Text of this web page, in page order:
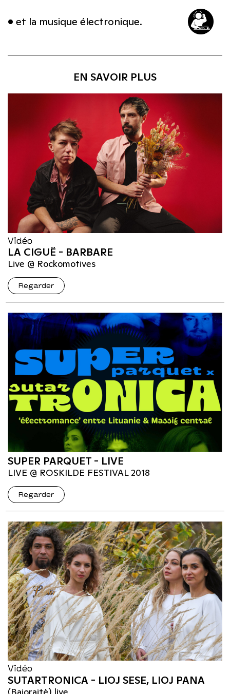
• et la musique électronique.
EN SAVOIR PLUS
Vidéo
LA CIGUË - BARBARE
Live @ Rockomotives
Regarder
SUPER PARQUET - LIVE
LIVE @ ROSKILDE FESTIVAL 2018
Regarder
Vidéo
SUTARTRONICA - LIOJ SESE, LIOJ PANA
(Bajoraitė) live